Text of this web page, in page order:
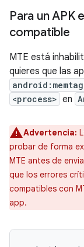
Para un APK
compatible
MTE está
quieres que las
<process> en
Advertencia:
probar de forma
MTE antes de
que los errores
compatibles con
app.